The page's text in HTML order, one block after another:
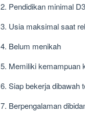
2. Pendidikan minimal
3. Usia maksimal saat
4. Belum menikah
5. Memiliki kemampuan
6. Siap bekerja dibawah
7. Berpengalaman